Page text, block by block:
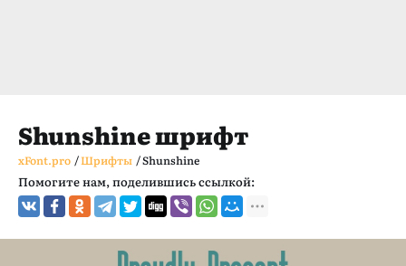
Shunshine шрифт
xFont.pro /Шрифты /Shunshine
Помогите нам, поделившись ссылкой: